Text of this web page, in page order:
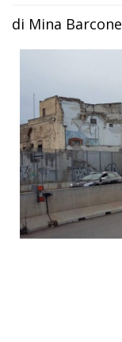
di Mina Barcone